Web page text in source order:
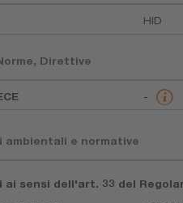
HID
Direttive
-
ambientali e normative
sensi dell'art. 33 del